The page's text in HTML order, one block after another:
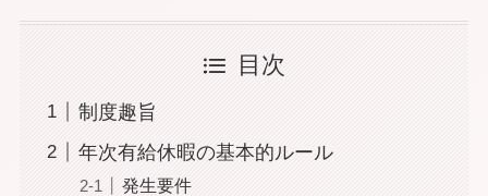
目次
制度趣旨
年次有給休暇の基本的ルール
発生要件